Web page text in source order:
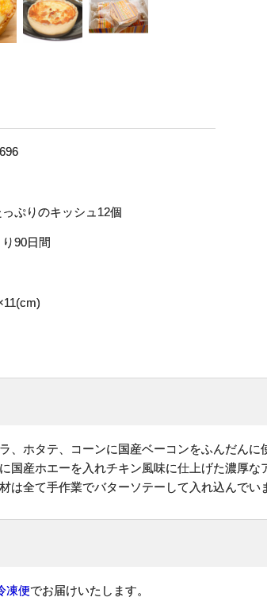
ぷりのキッシュ12個
90日間
、ホタテ、コーンに国産ベーコンをふんだん
国産ホエーを入れチキン風味に仕上げた濃厚
は全て手作業でバターソテーして入れ込んでい
凍便でお届けいたします。